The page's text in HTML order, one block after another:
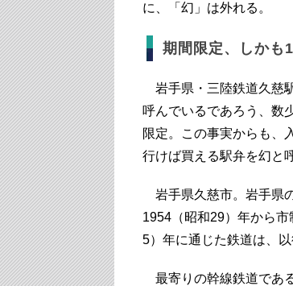
に、「幻」は外れる。
期間限定、しかも
岩手県・三陸鉄道久慈
呼んでいるであろう、数
限定。この事実からも、
行けば買える駅弁を幻と
岩手県久慈市。岩手県
1954（昭和29）年から
5）年に通じた鉄道は、
最寄りの幹線鉄道であ